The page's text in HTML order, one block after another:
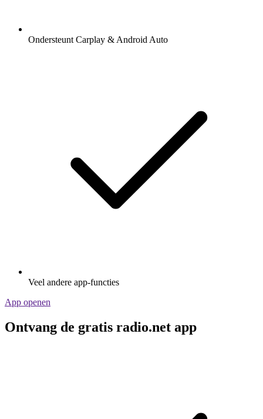
Ondersteunt Carplay & Android Auto
Veel andere app-functies
App openen
Ontvang de gratis radio.net app